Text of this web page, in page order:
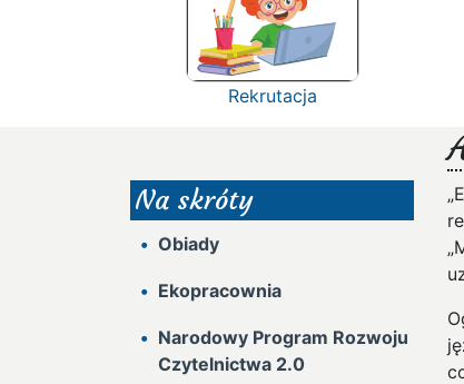
Rekrutacja
Na skróty
Obiady
Ekopracownia
Narodowy Program Rozwoju
Czytelnictwa 2.0